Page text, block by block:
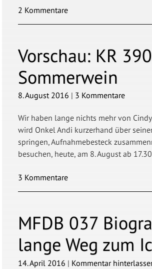
2 Kommentare
Vorschau: KR 390
Sommerwein
8. August 2016 | 3 Kommentare
Wir haben lange nichts mehr von
wird Onkel Andi kurzerhand über
springen, Aufnahmebesteck
besuchen, heute, am 8. August ab
3 Kommentare
MFDB 037
lange Weg zum
14. April 2016 | Kommentar